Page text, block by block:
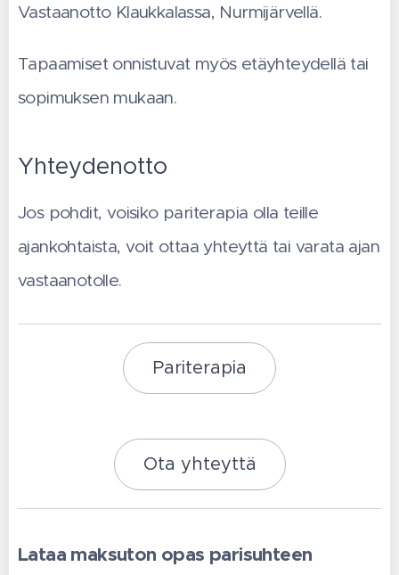
Vastaanotto Klaukkalassa, Nurmijärvellä.
Tapaamiset onnistuvat myös etäyhteydellä tai
sopimuksen mukaan.
Yhteydenotto
Jos pohdit, voisiko pariterapia olla teille
ajankohtaista, voit ottaa yhteyttä tai varata ajan
vastaanotolle. 💜
Pariterapia
Ota yhteyttä
Lataa maksuton opas parisuhteen